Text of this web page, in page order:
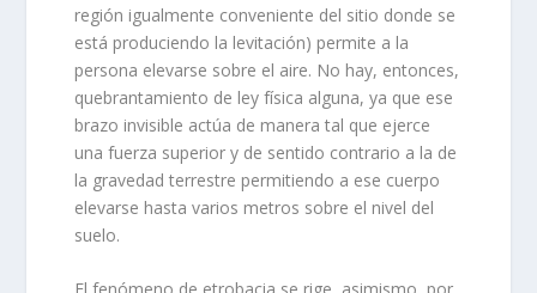
región igualmente conveniente del sitio donde se
está produciendo la levitación) permite a la
persona elevarse sobre el aire. No hay, entonces,
quebrantamiento de ley física alguna, ya que ese
brazo invisible actúa de manera tal que ejerce
una fuerza superior y de sentido contrario a la de
la gravedad terrestre permitiendo a ese cuerpo
elevarse hasta varios metros sobre el nivel del
suelo.